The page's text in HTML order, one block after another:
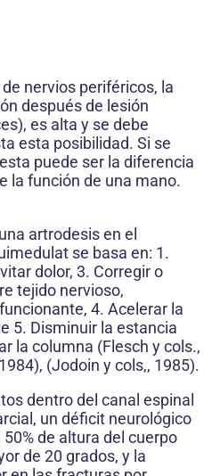
nervios periféricos, la
después de lesión
es alta y se debe
esta posibilidad. Si se
puede ser la diferencia
la función de una mano.
artrodesis en el
se basa en: 1.
dolor, 3. Corregir o
tejido nervioso,
4. Acelerar la
5. Disminuir la estancia
la columna (Flesch y cols.,
(Jodoin y cols,, 1985).
dentro del canal espinal
un déficit neurológico
de altura del cuerpo
de 20 grados, y la